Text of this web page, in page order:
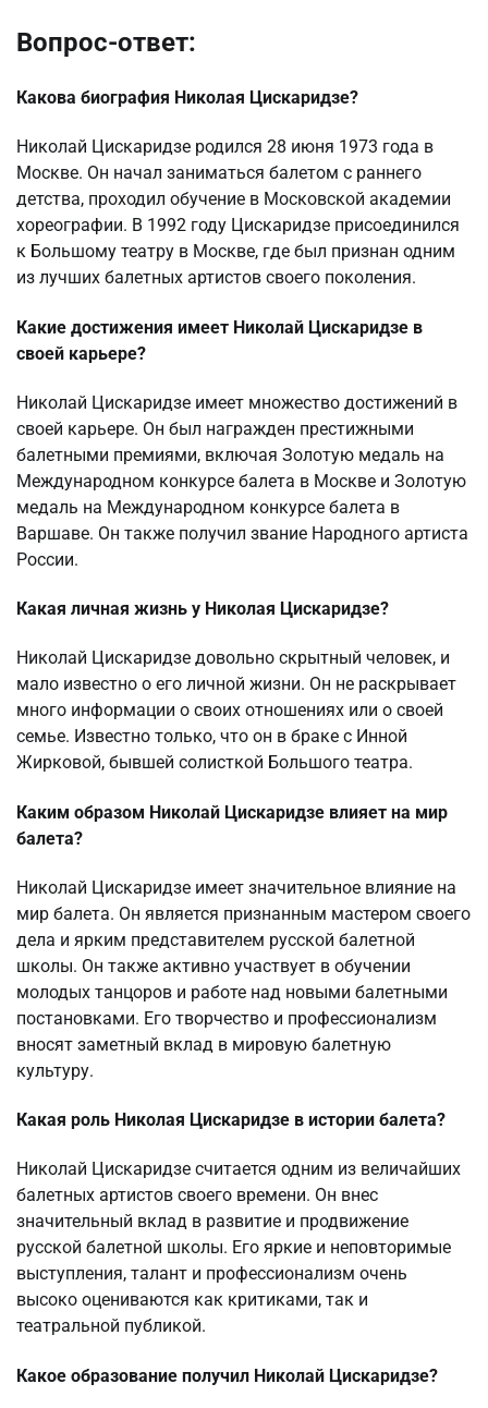
Вопрос-ответ:
Какова биография Николая Цискаридзе?
Николай Цискаридзе родился 28 июня 1973 года в
Москве. Он начал заниматься балетом с раннего
детства, проходил обучение в Московской академии
хореографии. В 1992 году Цискаридзе присоединился
к Большому театру в Москве, где был признан одним
из лучших балетных артистов своего поколения.
Какие достижения имеет Николай Цискаридзе в
своей карьере?
Николай Цискаридзе имеет множество достижений в
своей карьере. Он был награжден престижными
балетными премиями, включая Золотую медаль на
Международном конкурсе балета в Москве и Золотую
медаль на Международном конкурсе балета в
Варшаве. Он также получил звание Народного артиста
России.
Какая личная жизнь у Николая Цискаридзе?
Николай Цискаридзе довольно скрытный человек, и
мало известно о его личной жизни. Он не раскрывает
много информации о своих отношениях или о своей
семье. Известно только, что он в браке с Инной
Жирковой, бывшей солисткой Большого театра.
Каким образом Николай Цискаридзе влияет на мир
балета?
Николай Цискаридзе имеет значительное влияние на
мир балета. Он является признанным мастером своего
дела и ярким представителем русской балетной
школы. Он также активно участвует в обучении
молодых танцоров и работе над новыми балетными
постановками. Его творчество и профессионализм
вносят заметный вклад в мировую балетную
культуру.
Какая роль Николая Цискаридзе в истории балета?
Николай Цискаридзе считается одним из величайших
балетных артистов своего времени. Он внес
значительный вклад в развитие и продвижение
русской балетной школы. Его яркие и неповторимые
выступления, талант и профессионализм очень
высоко оцениваются как критиками, так и
театральной публикой.
Какое образование получил Николай Цискаридзе?